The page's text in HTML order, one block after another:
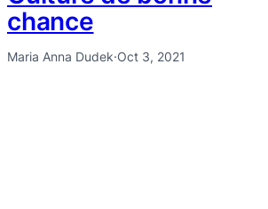
chance
Maria Anna Dudek·Oct 3, 2021